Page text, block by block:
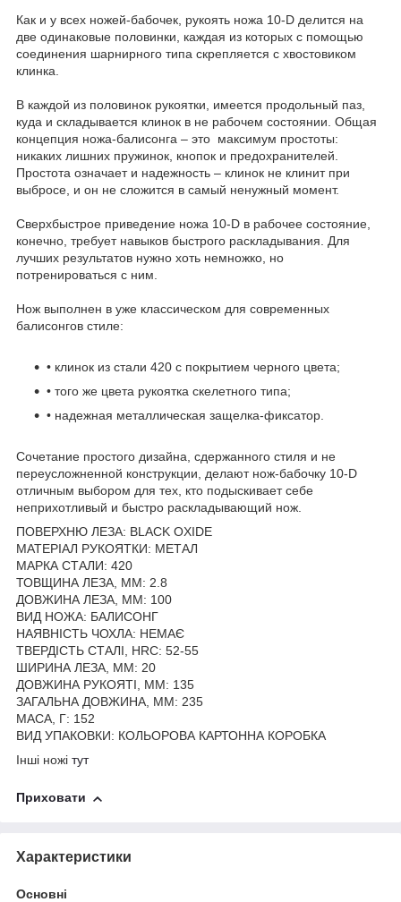
Как и у всех ножей-бабочек, рукоять ножа 10-D делится на
две одинаковые половинки, каждая из которых с помощью
соединения шарнирного типа скрепляется с хвостовиком
клинка.
В каждой из половинок рукоятки, имеется продольный паз,
куда и складывается клинок в не рабочем состоянии. Общая
концепция ножа-балисонга – это максимум простоты:
никаких лишних пружинок, кнопок и предохранителей.
Простота означает и надежность – клинок не клинит при
выбросе, и он не сложится в самый ненужный момент.
Сверхбыстрое приведение ножа 10-D в рабочее состояние,
конечно, требует навыков быстрого раскладывания. Для
лучших результатов нужно хоть немножко, но
потренироваться с ним.
Нож выполнен в уже классическом для современных
балисонгов стиле:
• клинок из стали 420 с покрытием черного цвета;
• того же цвета рукоятка скелетного типа;
• надежная металлическая защелка-фиксатор.
Сочетание простого дизайна, сдержанного стиля и не
переусложненной конструкции, делают нож-бабочку 10-D
отличным выбором для тех, кто подыскивает себе
неприхотливый и быстро раскладывающий нож.
ПОВЕРХНЮ ЛЕЗА: BLACK OXIDE
МАТЕРІАЛ РУКОЯТКИ: МЕТАЛ
МАРКА СТАЛИ: 420
ТОВЩИНА ЛЕЗА, ММ: 2.8
ДОВЖИНА ЛЕЗА, ММ: 100
ВИД НОЖА: БАЛИСОНГ
НАЯВНІСТЬ ЧОХЛА: НЕМАЄ
ТВЕРДІСТЬ СТАЛІ, HRC: 52-55
ШИРИНА ЛЕЗА, ММ: 20
ДОВЖИНА РУКОЯТІ, ММ: 135
ЗАГАЛЬНА ДОВЖИНА, ММ: 235
МАСА, Г: 152
ВИД УПАКОВКИ: КОЛЬОРОВА КАРТОННА КОРОБКА
Інші ножі тут
Приховати
Характеристики
Основні